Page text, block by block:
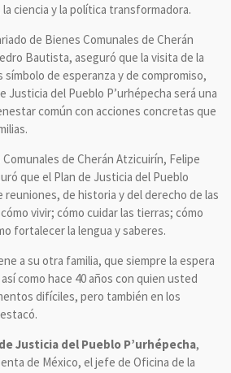
ciencia y la política transformadora.
de Bienes Comunales de Cherán
Bautista, aseguró que la visita de la
de esperanza y de compromiso,
Justicia del Pueblo P’urhépecha será una
común con acciones concretas que
de Cherán Atzicuirín, Felipe
que el Plan de Justicia del Pueblo
reuniones, de historia y del derecho de las
vivir; cómo cuidar las tierras; cómo
fortalecer la lengua y saberes.
a su otra familia, que siempre la espera
como hace 40 años con quien usted
difíciles, pero también en los
Justicia del Pueblo P’urhépecha,
de México, el jefe de Oficina de la